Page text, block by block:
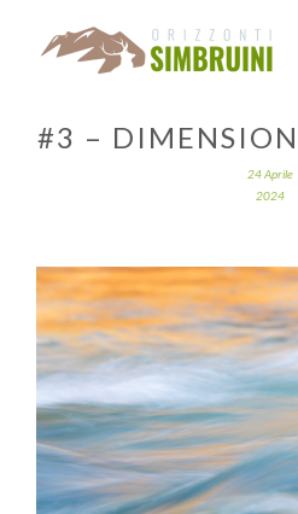
#3 –
24 Aprile
2024